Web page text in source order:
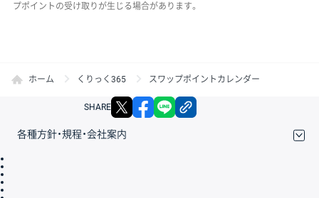
プポイントの受け取りが生じる場合があります。
ホーム くりっく365 スワップポイントカレンダー
SHARE X facebook
各種方針・規程・会社案内